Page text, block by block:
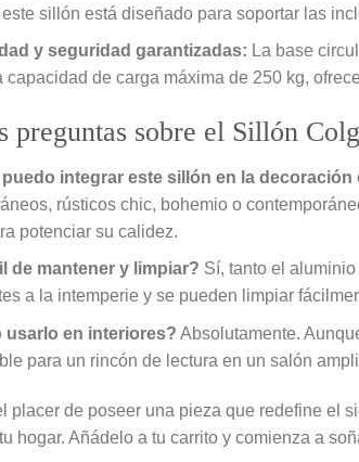
sillón está diseñado para soportar las
y seguridad garantizadas: La base
capacidad de carga máxima de 250 kg,
preguntas sobre el Sillón
integrar este sillón en la decoración
rústicos chic, bohemio o
potenciar su calidez.
de mantener y limpiar? Sí, tanto el
a la intemperie y se pueden limpiar
usarlo en interiores? Absolutamente.
para un rincón de lectura en un salón
placer de poseer una pieza que redefine el
hogar. Añádelo a tu carrito y comienza a